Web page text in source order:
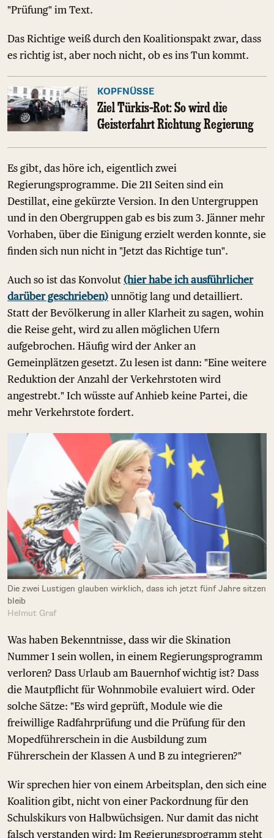
"Prüfung" im Text.
Das Richtige weiß durch den Koalitionspakt zwar, dass
es richtig ist, aber noch nicht, ob es ins Tun kommt.
KOPFNÜSSE
Ziel Türkis-Rot: So wird die
Geisterfahrt Richtung Regierung
Es gibt, das höre ich, eigentlich zwei
Regierungsprogramme. Die 211 Seiten sind ein
Destillat, eine gekürzte Version. In den Untergruppen
und in den Obergruppen gab es bis zum 3. Jänner mehr
Vorhaben, über die Einigung erzielt werden konnte, sie
finden sich nun nicht in "Jetzt das Richtige tun".
Auch so ist das Konvolut (hier habe ich ausführlicher
darüber geschrieben) unnötig lang und detailliert.
Statt der Bevölkerung in aller Klarheit zu sagen, wohin
die Reise geht, wird zu allen möglichen Ufern
aufgebrochen. Häufig wird der Anker an
Gemeinplätzen gesetzt. Zu lesen ist dann: "Eine weitere
Reduktion der Anzahl der Verkehrstoten wird
angestrebt." Ich wüsste auf Anhieb keine Partei, die
mehr Verkehrstote fordert.
Die zwei Lustigen glauben wirklich, dass ich jetzt fünf Jahre sitzen
bleib
Helmut Graf
Was haben Bekenntnisse, dass wir die Skination
Nummer 1 sein wollen, in einem Regierungsprogramm
verloren? Dass Urlaub am Bauernhof wichtig ist? Dass
die Mautpflicht für Wohnmobile evaluiert wird. Oder
solche Sätze: "Es wird geprüft, Module wie die
freiwillige Radfahrprüfung und die Prüfung für den
Mopedführerschein in die Ausbildung zum
Führerschein der Klassen A und B zu integrieren?"
Wir sprechen hier von einem Arbeitsplan, den sich eine
Koalition gibt, nicht von einer Packordnung für den
Schulskikurs von Halbwüchsigen. Nur damit das nicht
falsch verstanden wird: Im Regierungsprogramm steht